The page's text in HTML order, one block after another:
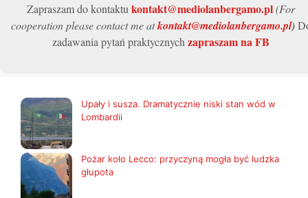
Zapraszam do kontaktu kontakt@mediolanbergamo.pl(For
cooperation please contact me atkontakt@mediolanbergamo.pl)
zadawania pytań praktycznych zapraszam na FB
Upały i susza. Dramatycznie niski stan wód w
Lombardii
Pożar koło Lecco: przyczyną mogła być ludzka
głupota